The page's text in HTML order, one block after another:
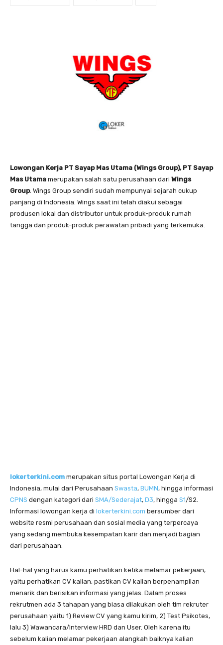
Lowongan Kerja PT Sayap Mas Utama (Wings Group), PT Sayap
Mas Utama merupakan salah satu perusahaan dari Wings
Group. Wings Group sendiri sudah mempunyai sejarah cukup
panjang di Indonesia. Wings saat ini telah diakui sebagai
produsen lokal dan distributor untuk produk-produk rumah
tangga dan produk-produk perawatan pribadi yang terkemuka.
lokerterkini.com merupakan situs portal Lowongan Kerja di
Indonesia, mulai dari Perusahaan Swasta, BUMN, hingga informasi
CPNS dengan kategori dari SMA/Sederajat, D3, hingga S1/S2.
Informasi lowongan kerja di lokerterkini.com bersumber dari
website resmi perusahaan dan sosial media yang terpercaya
yang sedang membuka kesempatan karir dan menjadi bagian
dari perusahaan.
Hal-hal yang harus kamu perhatikan ketika melamar pekerjaan,
yaitu perhatikan CV kalian, pastikan CV kalian berpenampilan
menarik dan berisikan informasi yang jelas. Dalam proses
rekrutmen ada 3 tahapan yang biasa dilakukan oleh tim rekruter
perusahaan yaitu 1) Review CV yang kamu kirim, 2) Test Psikotes,
lalu 3) Wawancara/Interview HRD dan User. Oleh karena itu
sebelum kalian melamar pekerjaan alangkah baiknya kalian